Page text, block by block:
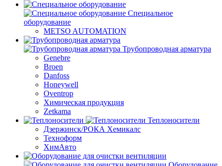
Специальное
оборудование
METSO AUTOMATION
Трубопроводная арматура
Genebre
Broen
Danfoss
Honeywell
Oventrop
Химическая продукция
Zetkama
Теплоносители
Дзержинск/РОКА Хемикалс
Техноформ
ХимАвто